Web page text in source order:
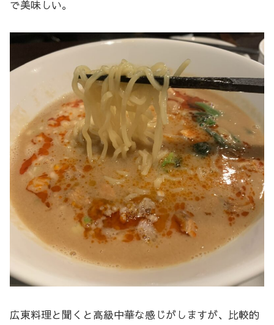
で美味しい。
広東料理と聞くと高級中華な感じがしますが、比較的